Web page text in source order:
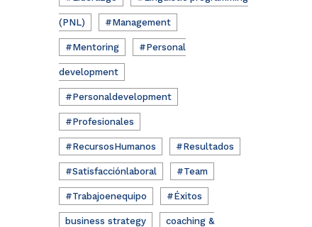
(PNL) #Management
#Mentoring #Personal
development
#Personaldevelopment
#Profesionales
#RecursosHumanos #Resultados
#Satisfacciónlaboral #Team
#Trabajoenequipo #Éxitos
business strategy coaching &